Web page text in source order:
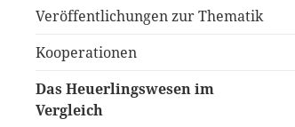
Veröffentlichungen zur Thematik
Kooperationen
Das Heuerlingswesen im
Vergleich